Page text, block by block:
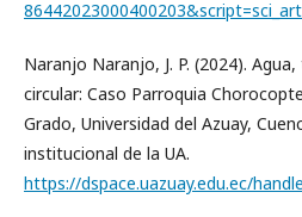
Naranjo Naranjo, J. P. (2024).
circular: Caso Parroquia
Grado, Universidad del Azuay,
institucional de la UA.
https://dspace.uazuay.edu.ec/